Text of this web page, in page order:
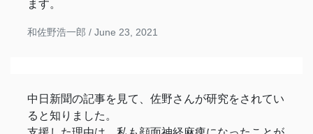
ます。
和佐野浩一郎 / June 23, 2021
中日新聞の記事を見て、佐野さんが研究をされてい
ると知りました。